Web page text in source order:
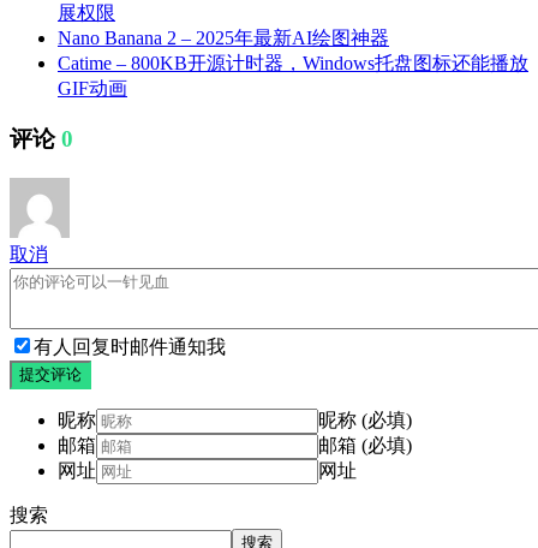
展权限
Nano Banana 2 – 2025年最新AI绘图神器
Catime – 800KB开源计时器，Windows托盘图标还能播放
GIF动画
评论0
取消
有人回复时邮件通知我
提交评论
昵称
昵称 (必填)
邮箱
邮箱 (必填)
网址
网址
搜索
搜索